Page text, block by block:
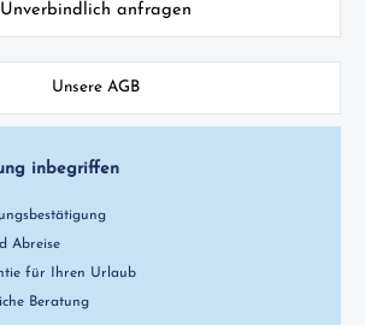
Unverbindlich anfragen
Unsere AGB
inbegriffen
Abreise
für Ihren Urlaub
Beratung